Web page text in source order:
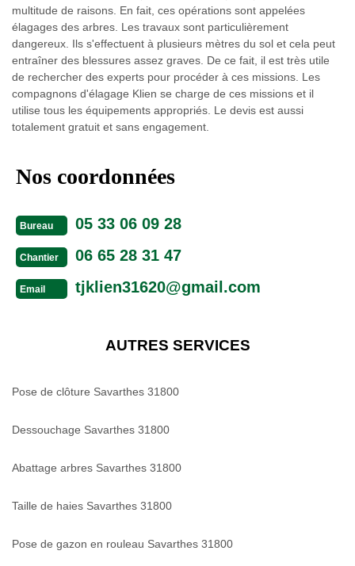
multitude de raisons. En fait, ces opérations sont appelées
élagages des arbres. Les travaux sont particulièrement
dangereux. Ils s'effectuent à plusieurs mètres du sol et cela peut
entraîner des blessures assez graves. De ce fait, il est très utile
de rechercher des experts pour procéder à ces missions. Les
compagnons d'élagage Klien se charge de ces missions et il
utilise tous les équipements appropriés. Le devis est aussi
totalement gratuit et sans engagement.
Nos coordonnées
Bureau 05 33 06 09 28
Chantier 06 65 28 31 47
Email tjklien31620@gmail.com
AUTRES SERVICES
Pose de clôture Savarthes 31800
Dessouchage Savarthes 31800
Abattage arbres Savarthes 31800
Taille de haies Savarthes 31800
Pose de gazon en rouleau Savarthes 31800